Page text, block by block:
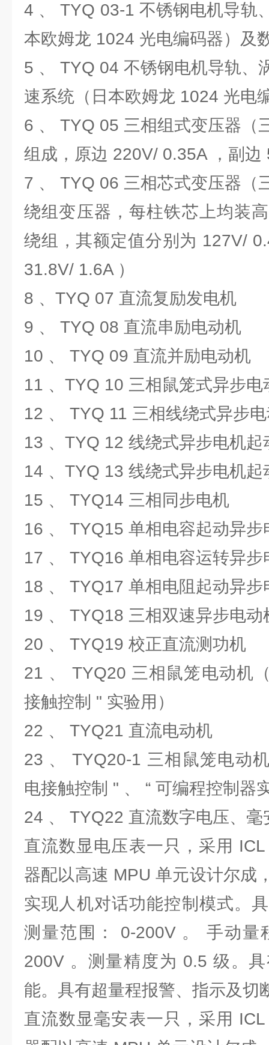
4 、 TYQ 03-1 不锈钢电机导轨
本欧姆龙 1024 光电编码器）及
5 、 TYQ 04 不锈钢电机导轨、
速系统（日本欧姆龙 1024 光电
6 、 TYQ 05 三相组式变压器（
组成，原边 220V/ 0.35A ，副
7 、 TYQ 06 三相芯式变压器（
绕组变压器，每柱铁芯上均装
绕组，其额定值分别为 127V/
31.8V/ 1.6A ）
8 、TYQ 07 直流复励发电机
9 、 TYQ 08 直流串励电动机
10 、 TYQ 09 直流并励电动机
11 、TYQ 10 三相鼠笼式异步
12 、 TYQ 11 三相线绕式异步
13 、TYQ 12 线绕式异步电机
14 、TYQ 13 线绕式异步电机
15 、 TYQ14 三相同步电机
16 、 TYQ15 单相电容起动异
17 、 TYQ16 单相电容运转异
18 、 TYQ17 单相电阻起动异
19 、 TYQ18 三相双速异步电
20 、 TYQ19 校正直流测功机
21 、 TYQ20 三相鼠笼电动机
接触控制 " 实验用）
22 、 TYQ21 直流电动机
23 、 TYQ20-1 三相鼠笼电动
电接触控制 " 、 “ 可编程控制器
24 、 TYQ22 直流数字电压、
直流数显电压表一只，采用
器配以高速 MPU 单元设计尔成
实现人机对话功能控制模式。
测量范围： 0-200V 。 手动量
200V 。测量精度为 0.5 级。
能。具有超量程报警、指示及切
直流数显毫安表一只，采用